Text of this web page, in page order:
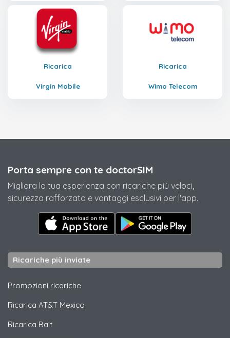
Ricarica
Virgin Mobile
Ricarica
Wimo Telecom
Porta sempre con te doctorSIM
Migliora la tua esperienza con ricariche più veloci,
sicurezza rafforzata e vantaggi esclusivi per l'app.
Ricariche più inviate
Promozioni ricariche
Ricarica AT&T Mexico
Ricarica Bait